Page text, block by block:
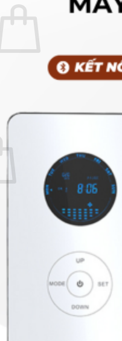
Chưa có sản phẩm
Quay trở lại cửa hàng
Chưa có sản phẩm
lại cửa hàng